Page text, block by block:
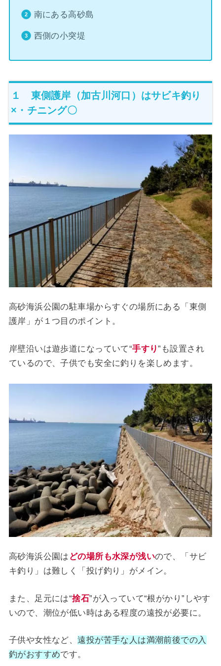
南にある高砂島
西側の小突堤
１ 東側護岸（加古川河口）はサビキ釣り
×・チニング〇
高砂海浜公園の駐車場からすぐの場所にある「東側
護岸」が１つ目のポイント。
岸壁沿いは遊歩道になっていて“手すり”も設置され
ているので、子供でも安全に釣りを楽しめます。
高砂海浜公園は どの場所も水深が浅いので、「サビ
キ釣り」は難しく「投げ釣り」がメイン。
また、足元には“捨石”が入っていて“根がかり”しやす
いので、潮位が低い時はある程度の遠投が必要に。
子供や女性など、遠投が苦手な人は満潮前後での入
釣がおすすめです。